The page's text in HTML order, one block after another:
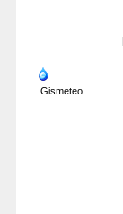
Gismeteo